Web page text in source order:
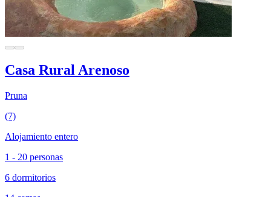
Casa Rural Arenoso
Pruna
(7)
Alojamiento entero
1 - 20 personas
6 dormitorios